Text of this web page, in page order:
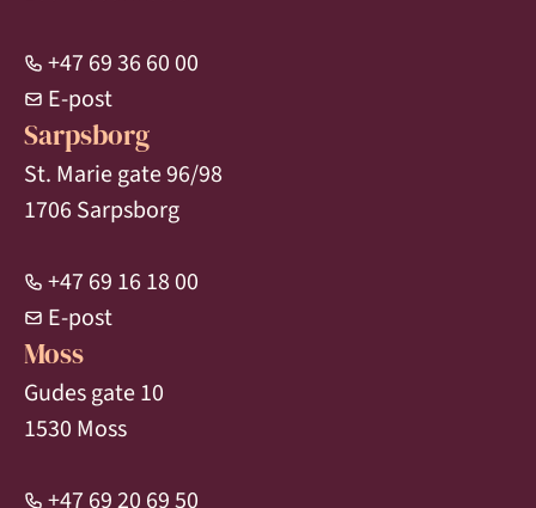
+47 69 36 60 00
E-post
Sarpsborg
St. Marie gate 96/98
1706 Sarpsborg
+47 69 16 18 00
E-post
Moss
Gudes gate 10
1530 Moss
+47 69 20 69 50